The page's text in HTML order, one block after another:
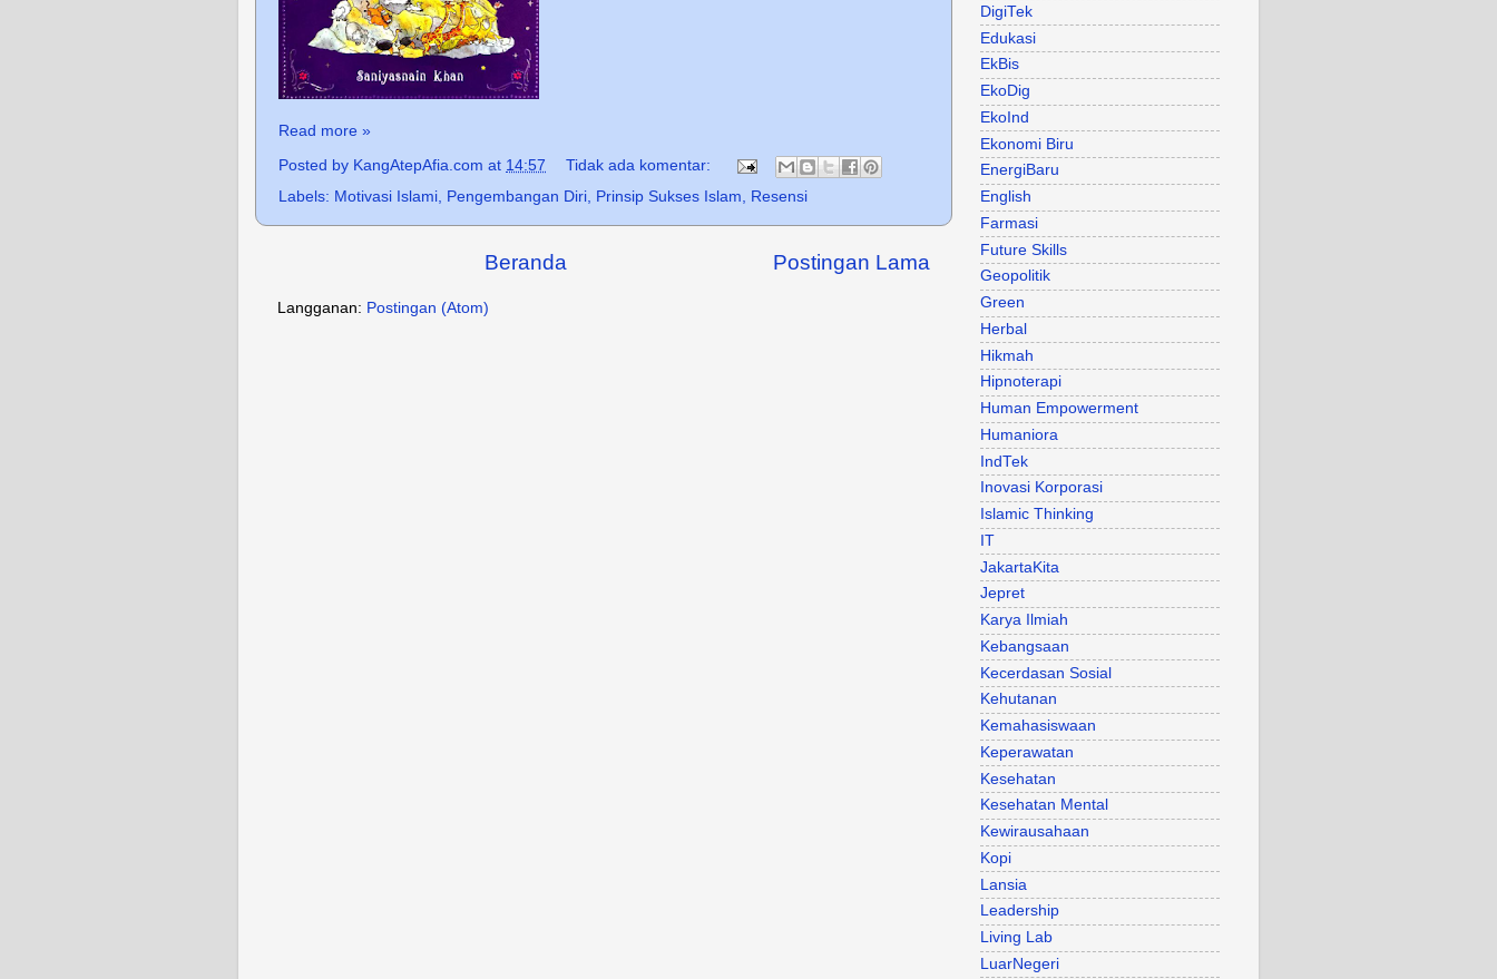
Read more »
Posted by KangAtepAfia.com at 14:57
Tidak ada komentar:
Labels: Motivasi Islami, Pengembangan Diri, Prinsip Sukses Islam, Resensi
Postingan Lama
Beranda
Langganan: Postingan (Atom)
DigiTek
Edukasi
EkBis
EkoDig
EkoInd
Ekonomi Biru
EnergiBaru
English
Farmasi
Future Skills
Geopolitik
Green
Herbal
Hikmah
Hipnoterapi
Human Empowerment
Humaniora
IndTek
Inovasi Korporasi
Islamic Thinking
IT
JakartaKita
Jepret
Karya Ilmiah
Kebangsaan
Kecerdasan Sosial
Kehutanan
Kemahasiswaan
Keperawatan
Kesehatan
Kesehatan Mental
Kewirausahaan
Kopi
Lansia
Leadership
Living Lab
LuarNegeri